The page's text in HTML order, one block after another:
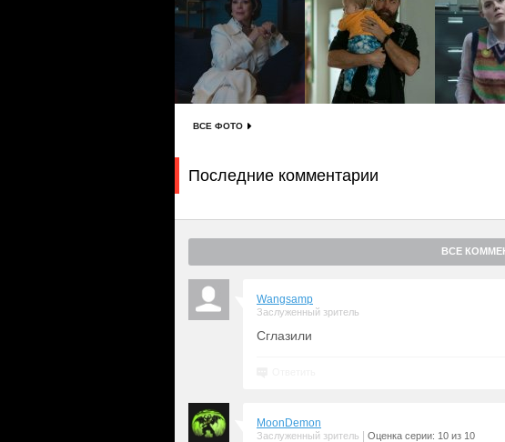
ВСЕ ФОТО
Последние комментарии
ВСЕ
Wangsamp
Заслуженный зритель
Сглазили
MoonDemon
Заслуженный зритель Оценка серии: 10 из 10